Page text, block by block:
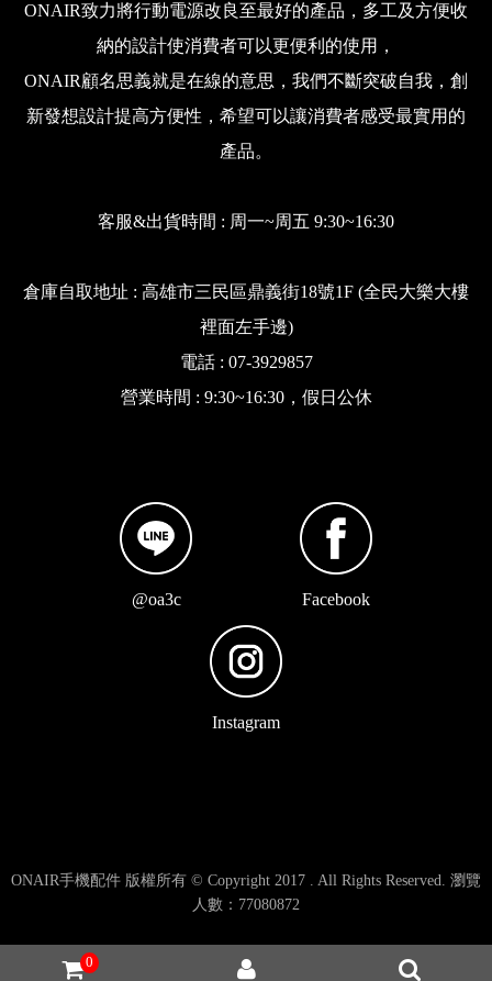
0
ONAIR致力將行動電源改良至最好的產品，多工及方便收
納的設計使消費者可以更便利的使用，
ONAIR顧名思義就是在線的意思，我們不斷突破自我，創
新發想設計提高方便性，希望可以讓消費者感受最實用的
產品。
客服&出貨時間 : 周一~周五 9:30~16:30
倉庫自取地址 : 高雄市三民區鼎義街18號1F (全民大樂大樓
裡面左手邊)
電話 : 07-3929857
營業時間 : 9:30~16:30，假日公休
@oa3c Facebook
Instagram
ONAIR手機配件 版權所有 © Copyright 2017 . All Rights Reserved. 瀏覽
人數：77080872